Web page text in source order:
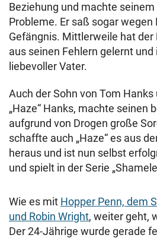
Beziehung und machte
Probleme. Er saß sogar wegen
Gefängnis. Mittlerweile hat der
aus seinen Fehlern gelernt
liebevoller Vater.
Auch der Sohn von Tom Hanks
„Haze“ Hanks, machte seinen
aufgrund von Drogen große
schaffte auch „Haze“ es aus
heraus und ist nun selbst
und spielt in der Serie
Wie es mit Hopper Penn, dem
und Robin Wright, weiter geht,
Der 24-Jährige wurde gerade